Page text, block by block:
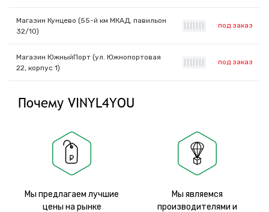
Магазин Кунцево (55-й км МКАД, павильон
32/10)
под заказ
Магазин ЮжныйПорт (ул. Южнопортовая
22, корпус 1)
под заказ
Почему VINYL4YOU
Мы предлагаем лучшие
цены на рынке
Мы являемся
производителями и